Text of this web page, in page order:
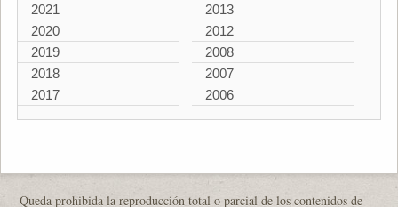
2021
2020
2019
2018
2017
2013
2012
2008
2007
2006
Queda prohibida la reproducción total o parcial de los contenidos de